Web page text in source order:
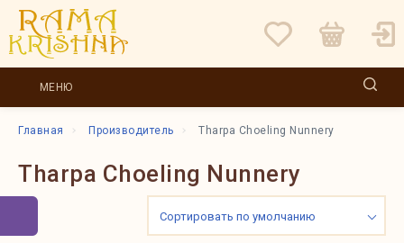
МЕНЮ
Главная Производитель Tharpa Choeling Nunnery
Tharpa Choeling Nunnery
Сортировать по умолчанию